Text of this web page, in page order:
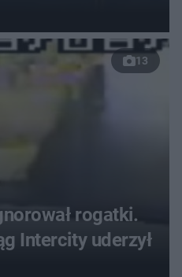
13
rogatki.
Intercity uderzył